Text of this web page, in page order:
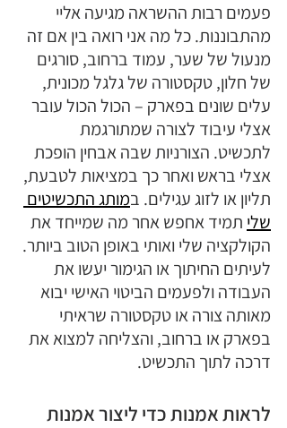
פעמים רבות ההשראה מגיעה אליי
מהתבוננות. כל מה אני רואה בין אם זה
מנעול של שער, עמוד ברחוב, סורגים
של חלון, טקסטורה של גלגל מכונית,
עלים שונים בפארק – הכול הכול עובר
אצלי עיבוד לצורה שמתורגמת
לתכשיט. הצורניות שבה אבחין הופכת
אצלי בראש ואחר כך במציאות לטבעת,
תליון או לזוג עגילים. במותג התכשיטים
שלי תמיד אחפש אחר מה שמייחד את
הקולקציה שלי ואותי באופן הטוב ביותר.
לעיתים החיתוך או הגימור יעשו את
העבודה ולפעמים הביטוי האישי יבוא
מאותה צורה או טקסטורה שראיתי
בפארק או ברחוב, והצליחה למצוא את
דרכה לתוך התכשיט.
לראות אמנות כדי ליצור אמנות